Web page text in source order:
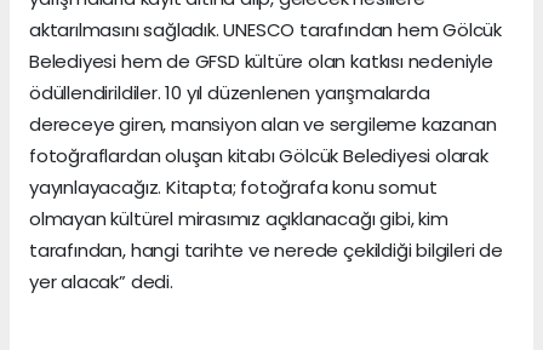
aktarılmasını sağladık. UNESCO tarafından hem Gölcük
Belediyesi hem de GFSD kültüre olan katkısı nedeniyle
ödüllendirildiler. 10 yıl düzenlenen yarışmalarda
dereceye giren, mansiyon alan ve sergileme kazanan
fotoğraflardan oluşan kitabı Gölcük Belediyesi olarak
yayınlayacağız. Kitapta; fotoğrafa konu somut
olmayan kültürel mirasımız açıklanacağı gibi, kim
tarafından, hangi tarihte ve nerede çekildiği bilgileri de
yer alacak” dedi.